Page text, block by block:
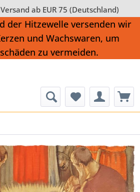
ab EUR 75 (Deutschland)
Kreditkarte, Rechnung*
der Hitzewelle versenden wir
und Wachswaren, um
zu vermeiden.